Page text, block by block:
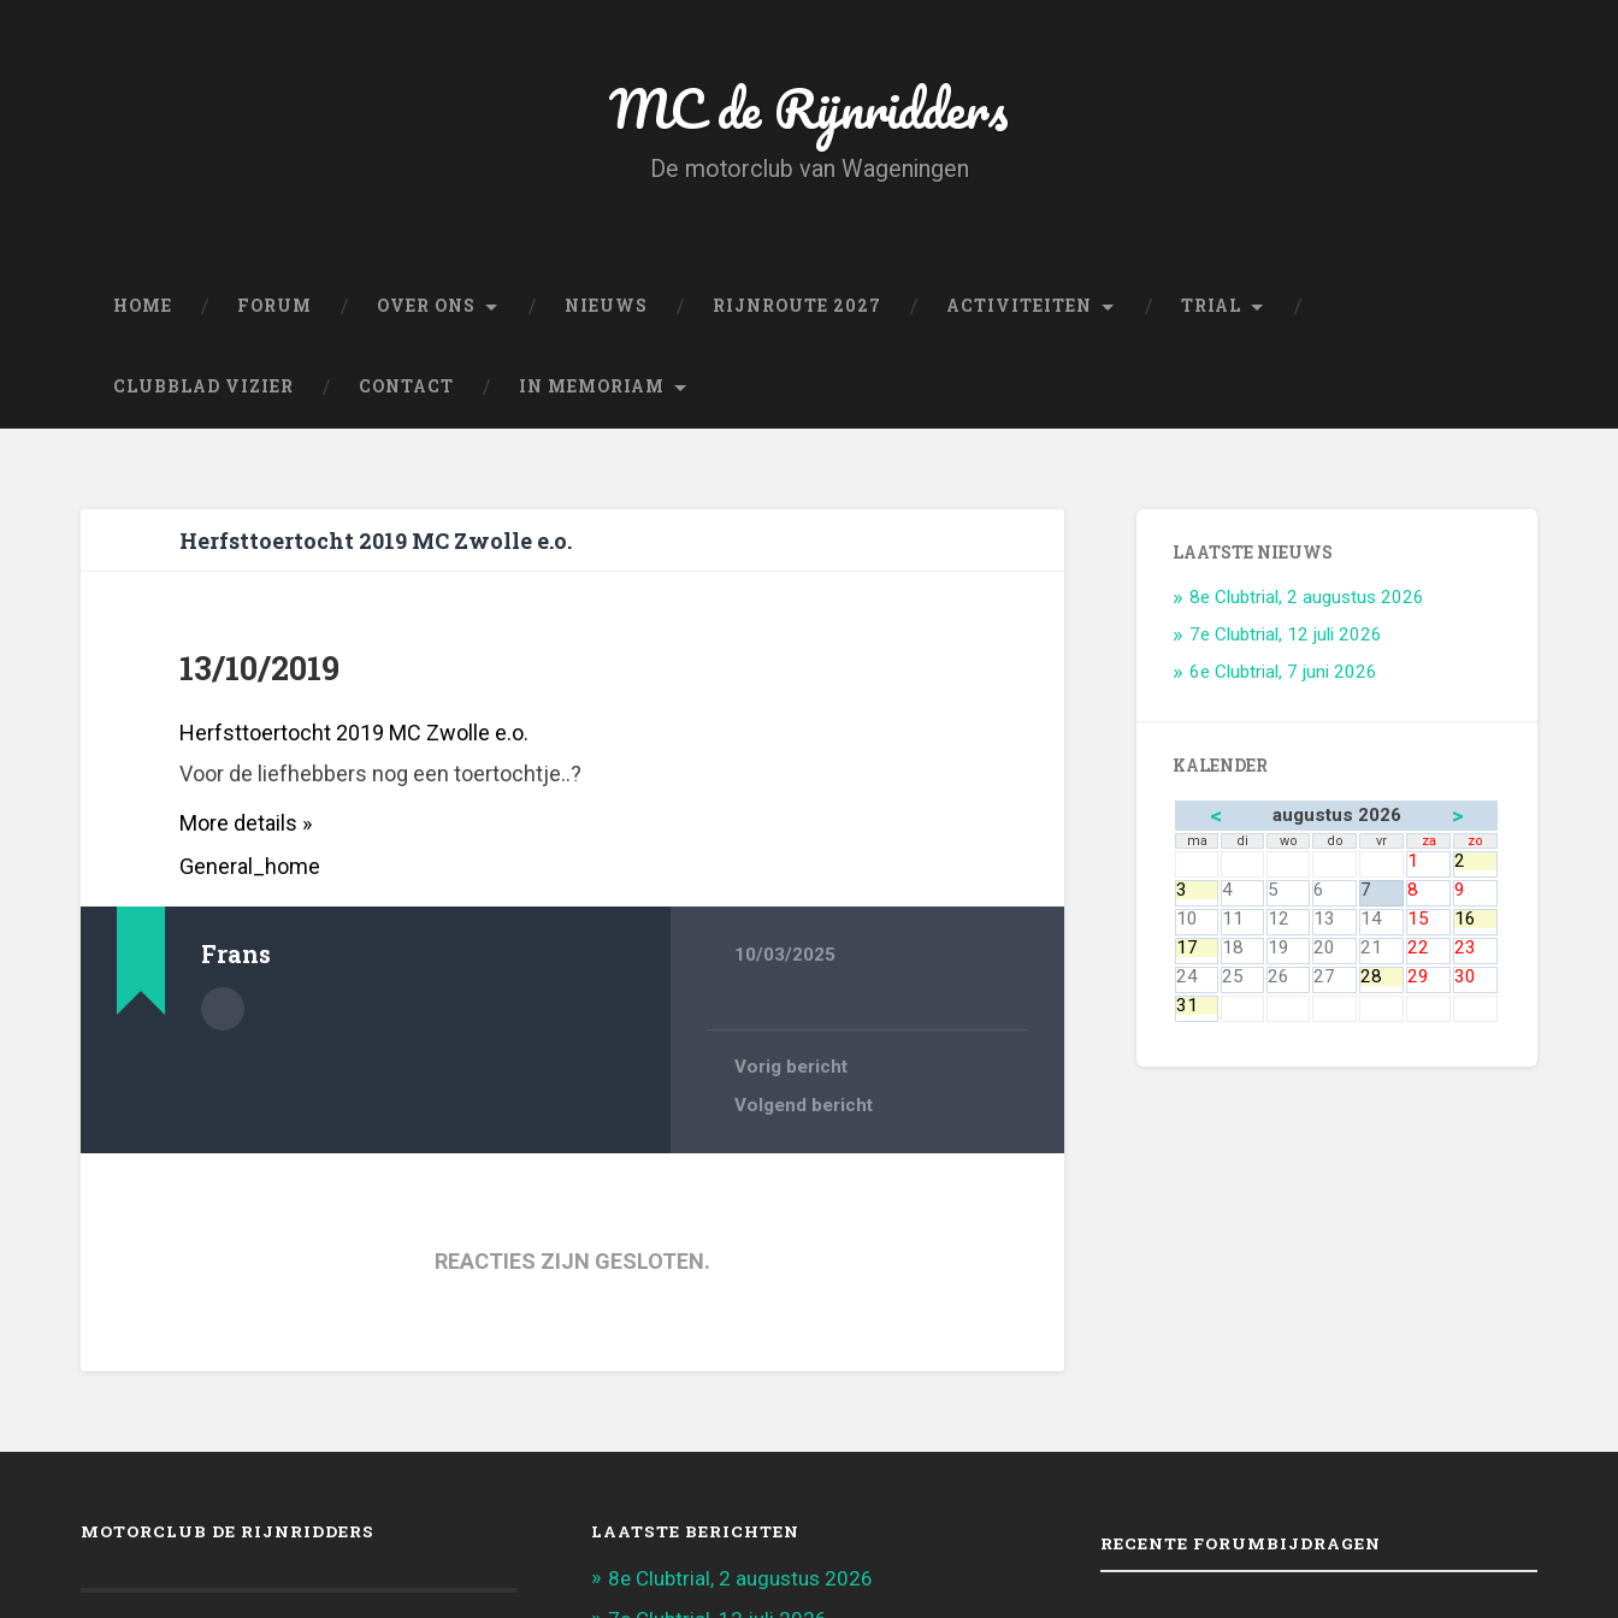
MC de Rijnridders
De motorclub van Wageningen
HOME FORUM OVER ONS NIEUWS RIJNROUTE 2027 ACTIVITEITEN TRIAL
CLUBBLAD VIZIER CONTACT IN MEMORIAM
Herfsttoertocht 2019 MC Zwolle e.o.
13/10/2019
Herfsttoertocht 2019 MC Zwolle e.o.
Voor de liefhebbers nog een toertochtje..?
More details »
General_home
Frans 10/03/2025
Vorig bericht
Volgend bericht
REACTIES ZIJN GESLOTEN.
LAATSTE NIEUWS
8e Clubtrial, 2 augustus 2026
7e Clubtrial, 12 juli 2026
6e Clubtrial, 7 juni 2026
KALENDER
< augustus 2026 >
ma di wo do vr za zo
1
2
3
4 5 6 7 8
9
10
11 12 13 14 15
16
17
18 19 20 21 22
23
24
25 26 27 28 29
30
31
MOTORCLUB DE RIJNRIDDERS LAATSTE BERICHTEN
8e Clubtrial, 2 augustus 2026
RECENTE FORUMBIJDRAGEN